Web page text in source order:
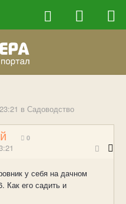
в Садоводство
0
у себя на дачном
Как его садить и